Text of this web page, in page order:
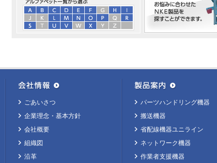
ごあいさつ
企業理念・基本方針
会社概要
組織図
沿革
パーツハンドリング機器
搬送機器
省配線機器ユニライン
ネットワーク機器
作業者支援機器